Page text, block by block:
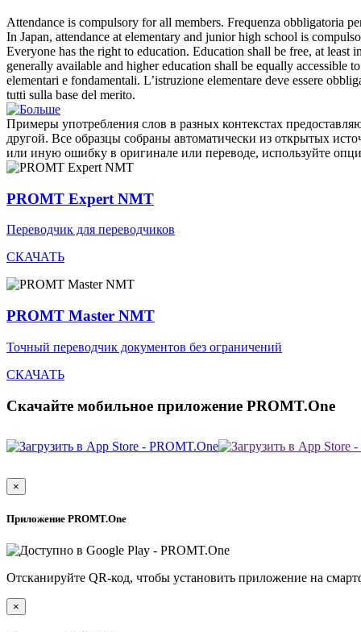
Attendance is compulsory for all members. Frequenza obbligatoria
In Japan, attendance at elementary and junior high school is
Everyone has the right to education. Education shall be free, at least
generally available and higher education shall be equally accessible
elementari e fondamentali. L’istruzione elementare deve essere
tutti sulla base del merito.
Примеры употребления слов в разных контекстах
другой. Все образцы собраны автоматически из открытых
или иную ошибку в оригинале или переводе, используйте
PROMT Expert NMT
Переводчик для переводчиков
СКАЧАТЬ
PROMT Master NMT
Точный переводчик документов без ограничений
СКАЧАТЬ
Скачайте мобильное приложение PROMT.One
×
Приложение PROMT.One
Отсканируйте QR-код, чтобы установить приложение на
×